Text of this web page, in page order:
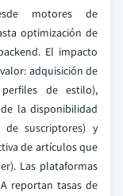
motores de
optimización de
El impacto
adquisición de
de estilo),
la disponibilidad
suscriptores) y
de artículos que
Las plataformas
reportan tasas de